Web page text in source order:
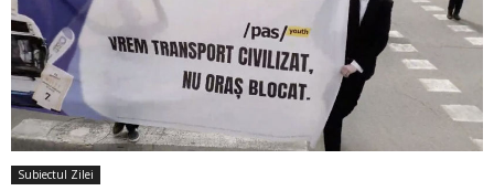
Subiectul Zilei